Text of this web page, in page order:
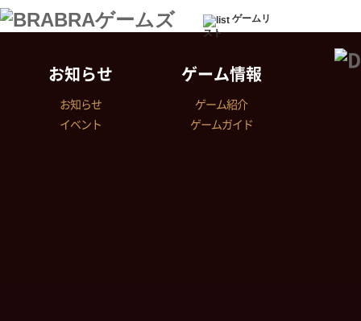
ゲームリ
スト
お知らせ
お知らせ
イベント
ゲーム情報
ゲーム紹介
ゲームガイド